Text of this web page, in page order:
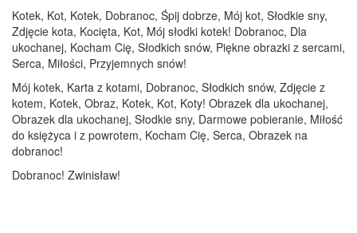
Kotek, Kot, Kotek, Dobranoc, Śpij dobrze, Mój kot, Słodkie sny,
Zdjęcie kota, Kocięta, Kot, Mój słodki kotek! Dobranoc, Dla
ukochanej, Kocham Cię, Słodkich snów, Piękne obrazki z sercami,
Serca, Miłości, Przyjemnych snów!
Mój kotek, Karta z kotami, Dobranoc, Słodkich snów, Zdjęcie z
kotem, Kotek, Obraz, Kotek, Kot, Koty! Obrazek dla ukochanej,
Obrazek dla ukochanej, Słodkie sny, Darmowe pobieranie, Miłość
do księżyca i z powrotem, Kocham Cię, Serca, Obrazek na
dobranoc!
Dobranoc! Zwinisław!